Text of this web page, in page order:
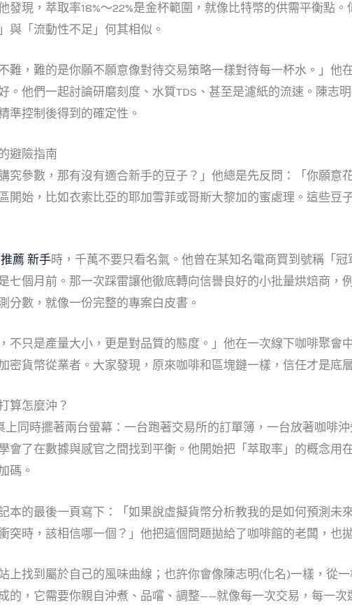
發現，萃取率18%～22%是金杯範圍，就像比特幣的供需平衡點。
與「流動性不足」何其相似。
難，難的是你願不願意像對待交易策略一樣對待每一杯水。」他
。他們一起討論研磨刻度、水質TDS、甚至是濾紙的流速。陳志
準控制後得到的確定性。
避險指南
究參數，那有沒有適合新手的豆子？」他總是先反問：「你願意
開始，比如衣索比亞的耶加雪菲或哥斯大黎加的蜜處理。這些豆
薦 新手時，千萬不要只看名氣。他曾在某知名電商買到號稱「
七個月前。那一次踩雷讓他徹底轉向信譽良好的小批量烘焙商，
分數，就像一份完整的專案白皮書。
不只是產量大小，更是對品質的態度。」他在一次線下咖啡聚會
密貨幣從業者。大家發現，原來咖啡和區塊鏈一樣，信任才是底
算怎麼沖？
上同時擺著兩台螢幕：一台跑著交易所的訂單簿，一台放著咖啡
會了在數據與感官之間找到平衡。他開始把「萃取率」的概念用
碼。
本的最後一頁寫下：「如果說虛擬貨幣分析教我的是如何預測未
突時，該相信哪一個？」他把這個問題拋給了咖啡館的老闆，也
上找到屬於自己的風味曲線；也許你會像陳志明(化名)一樣，從
的，它需要你親自沖煮、品嚐、調整——就像每一次交易，每一次